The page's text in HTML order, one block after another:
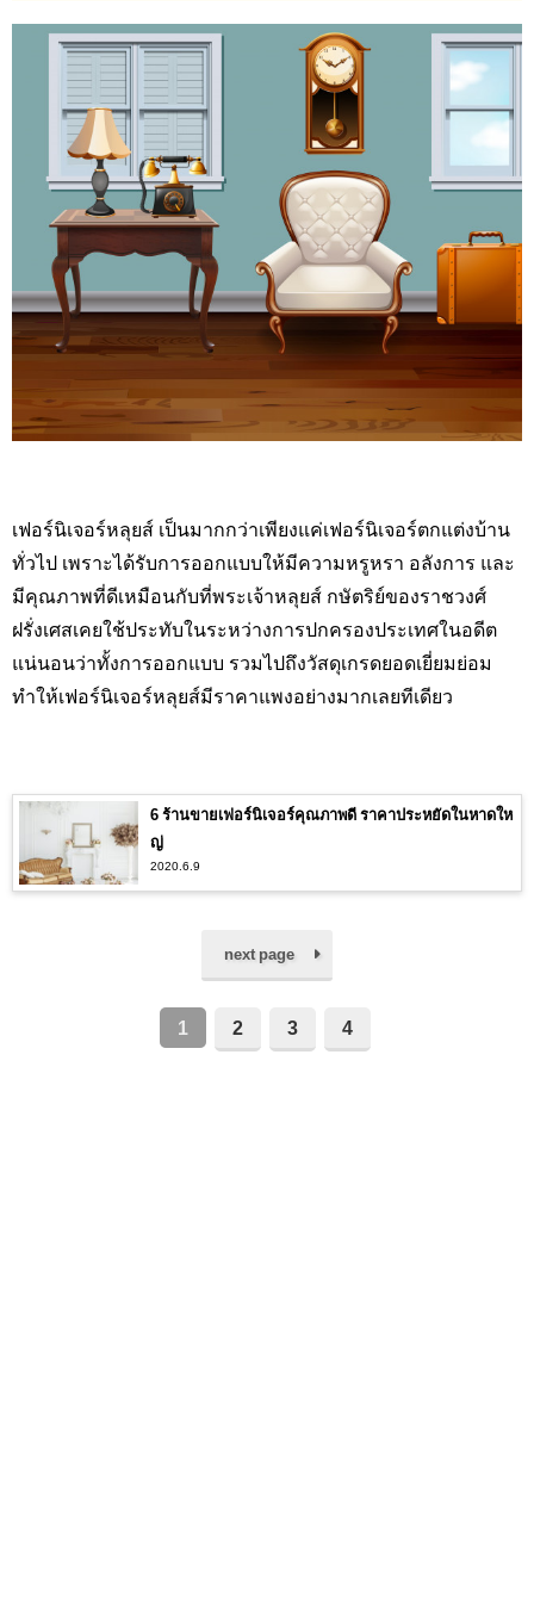
เฟอร์นิเจอร์หลุยส์ เป็นมากกว่าเพียงแค่เฟอร์นิเจอร์ตกแต่งบ้าน
ทั่วไป เพราะได้รับการออกแบบให้มีความหรูหรา อลังการ และ
มีคุณภาพที่ดีเหมือนกับที่พระเจ้าหลุยส์ กษัตริย์ของราชวงศ์
ฝรั่งเศสเคยใช้ประทับในระหว่างการปกครองประเทศในอดีต
แน่นอนว่าทั้งการออกแบบ รวมไปถึงวัสดุเกรดยอดเยี่ยมย่อม
ทำให้เฟอร์นิเจอร์หลุยส์มีราคาแพงอย่างมากเลยทีเดียว
6 ร้านขายเฟอร์นิเจอร์คุณภาพดี ราคาประหยัดในหาดให
ญ่
2020.6.9
next page
1 2 3 4